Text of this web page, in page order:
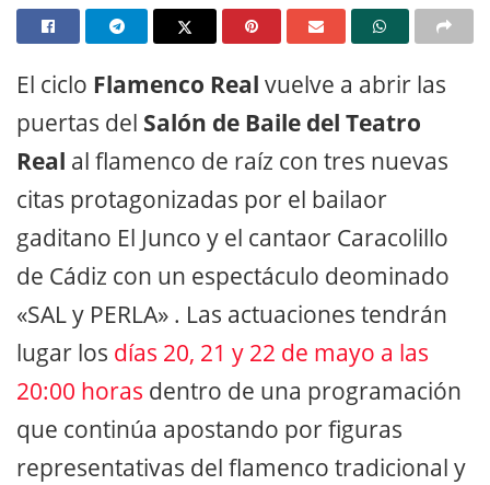
El ciclo Flamenco Real vuelve a abrir las
puertas del Salón de Baile del Teatro
Real al flamenco de raíz con tres nuevas
citas protagonizadas por el bailaor
gaditano El Junco y el cantaor Caracolillo
de Cádiz con un espectáculo deominado
«SAL y PERLA» . Las actuaciones tendrán
lugar los días 20, 21 y 22 de mayo a las
20:00 horas dentro de una programación
que continúa apostando por figuras
representativas del flamenco tradicional y